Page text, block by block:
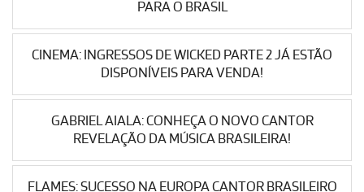
PARA O BRASIL
CINEMA: INGRESSOS DE WICKED PARTE 2 JÁ ESTÃO
DISPONÍVEIS PARA VENDA!
GABRIEL AIALA: CONHEÇA O NOVO CANTOR
REVELAÇÃO DA MÚSICA BRASILEIRA!
FLAMES: SUCESSO NA EUROPA CANTOR BRASILEIRO